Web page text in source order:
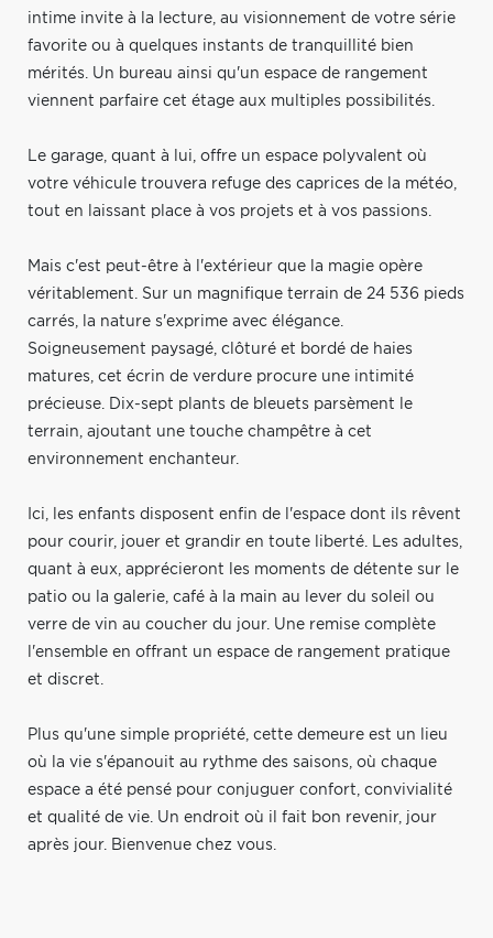
intime invite à la lecture, au visionnement de votre série
favorite ou à quelques instants de tranquillité bien
mérités. Un bureau ainsi qu'un espace de rangement
viennent parfaire cet étage aux multiples possibilités.
Le garage, quant à lui, offre un espace polyvalent où
votre véhicule trouvera refuge des caprices de la météo,
tout en laissant place à vos projets et à vos passions.
Mais c'est peut-être à l'extérieur que la magie opère
véritablement. Sur un magnifique terrain de 24 536 pieds
carrés, la nature s'exprime avec élégance.
Soigneusement paysagé, clôturé et bordé de haies
matures, cet écrin de verdure procure une intimité
précieuse. Dix-sept plants de bleuets parsèment le
terrain, ajoutant une touche champêtre à cet
environnement enchanteur.
Ici, les enfants disposent enfin de l'espace dont ils rêvent
pour courir, jouer et grandir en toute liberté. Les adultes,
quant à eux, apprécieront les moments de détente sur le
patio ou la galerie, café à la main au lever du soleil ou
verre de vin au coucher du jour. Une remise complète
l'ensemble en offrant un espace de rangement pratique
et discret.
Plus qu'une simple propriété, cette demeure est un lieu
où la vie s'épanouit au rythme des saisons, où chaque
espace a été pensé pour conjuguer confort, convivialité
et qualité de vie. Un endroit où il fait bon revenir, jour
après jour. Bienvenue chez vous.